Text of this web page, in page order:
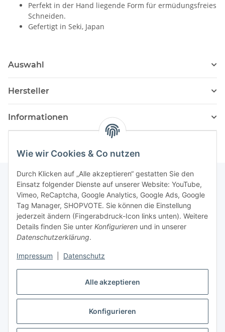
Alle akzeptieren
Konfigurieren
Wie wir Cookies & Co nutzen
Durch Klicken auf „Alle akzeptieren“ gestatten Sie den
Einsatz folgender Dienste auf unserer Website: YouTube,
Vimeo, ReCaptcha, Google Analytics, Google Ads, Google
Tag Manager, SHOPVOTE. Sie können die Einstellung
jederzeit ändern (Fingerabdruck-Icon links unten). Weitere
Details finden Sie unter Konfigurieren und in unserer
Datenschutzerklärung.
Impressum Datenschutz
Perfekt in der Hand liegende Form für ermüdungsfreies
Schneiden.
Gefertigt in Seki, Japan
Auswahl
Hersteller
Informationen
Newsletter Abonnieren
Bitte senden Sie mir entsprechend Ihrer
Datenschutzerklärung
regelmäßig und jederzeit widerruflich
Informationen zu Ihrem Produktsortiment per E-Mail zu.
Abonnieren
Newsletter Abonnieren
Vertrag widerrufen